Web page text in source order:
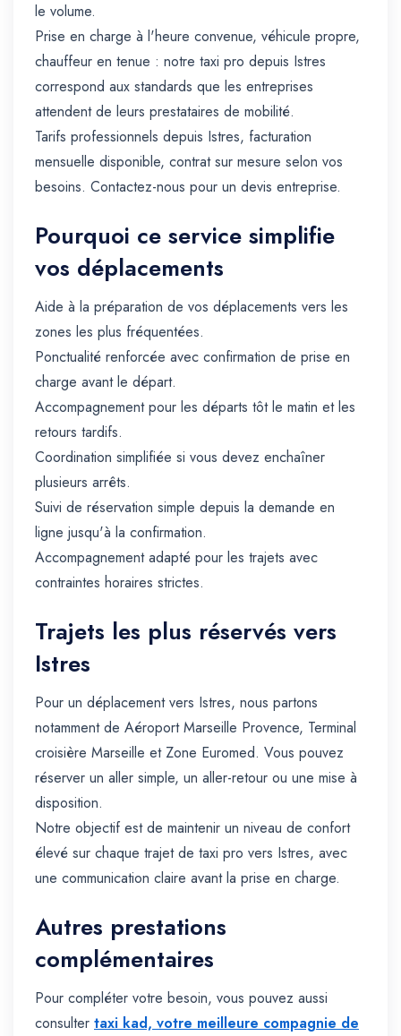
le volume.
Prise en charge à l'heure convenue, véhicule propre,
chauffeur en tenue : notre taxi pro depuis Istres
correspond aux standards que les entreprises
attendent de leurs prestataires de mobilité.
Tarifs professionnels depuis Istres, facturation
mensuelle disponible, contrat sur mesure selon vos
besoins. Contactez-nous pour un devis entreprise.
Pourquoi ce service simplifie
vos déplacements
Aide à la préparation de vos déplacements vers les
zones les plus fréquentées.
Ponctualité renforcée avec confirmation de prise en
charge avant le départ.
Accompagnement pour les départs tôt le matin et les
retours tardifs.
Coordination simplifiée si vous devez enchaîner
plusieurs arrêts.
Suivi de réservation simple depuis la demande en
ligne jusqu'à la confirmation.
Accompagnement adapté pour les trajets avec
contraintes horaires strictes.
Trajets les plus réservés vers
Istres
Pour un déplacement vers Istres, nous partons
notamment de Aéroport Marseille Provence, Terminal
croisière Marseille et Zone Euromed. Vous pouvez
réserver un aller simple, un aller-retour ou une mise à
disposition.
Notre objectif est de maintenir un niveau de confort
élevé sur chaque trajet de taxi pro vers Istres, avec
une communication claire avant la prise en charge.
Autres prestations
complémentaires
Pour compléter votre besoin, vous pouvez aussi
consulter taxi kad, votre meilleure compagnie de